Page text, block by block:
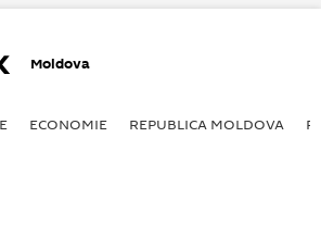
Moldova
ECONOMIE REPUBLICA MOLDOVA